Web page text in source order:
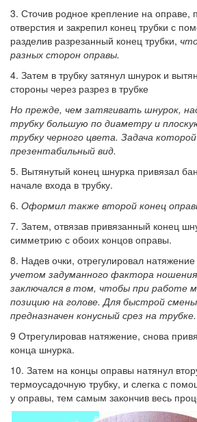
3. Сточив родное крепление на оправе,
отверстия и закрепил конец трубки с
разделив разрезанный конец трубки,
разных сторон оправы.
4. Затем в трубку затянул шнурок и
стороны через разрез в трубке
Но прежде, чем затягивать шнурок,
трубку большую по диаметру и
трубку черного цвета. Задача
презентабильный вид.
5. Вытянутый конец шнурка привязал
начале входа в трубку.
6. Оформил также второй конец
7. Затем, отвязав привязанный конец
симметрию с обоих концов оправы.
8. Надев очки, отрегулировал
учетом задуманного фактора
заключался в том, чтобы при работе
позицию на голове. Для быстрой
предназначен конусный срез на трубке.
9 Отрегулировав натяжение, снова
конца шнурка.
10. Затем на концы оправы натянул
термоусадочную трубку, и слегка с
у оправы, тем самым закончив весь